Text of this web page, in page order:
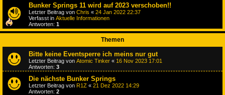
Bunker Springs 11 wird auf 2023 verschoben!!
Letzter Beitrag von Chris « 24 Jan 2022 22:37
Verfasst in Aktuelle Informationen
Antworten: 1
Themen
Bitte keine Eventsperre ich meins nur gut
Letzter Beitrag von Atomic Tinker « 16 Nov 2023 17:01
Antworten: 3
Die nächste Bunker Springs
Letzter Beitrag von R1Z « 21 Dez 2022 14:29
Antworten: 2